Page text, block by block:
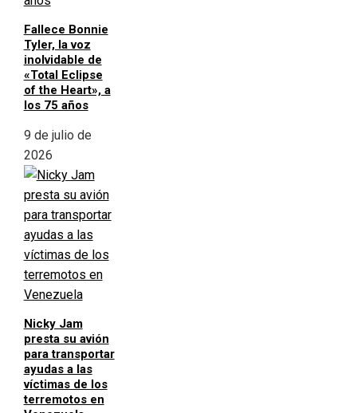
Fallece Bonnie
Tyler, la voz
inolvidable de
«Total Eclipse
of the Heart», a
los 75 años
9 de julio de
2026
Nicky Jam
presta su avión
para transportar
ayudas a las
víctimas de los
terremotos en